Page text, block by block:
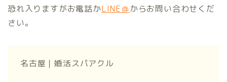
恐れ入りますがお電話かLINE＠ からお問い合わせくだ
さい。
名古屋｜婚活スパアクル